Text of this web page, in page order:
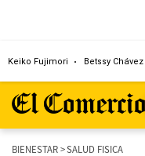
Keiko Fujimori Betssy Chávez
BIENESTAR>SALUD FISICA